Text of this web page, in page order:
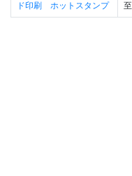
ド印刷 ホットスタンプ